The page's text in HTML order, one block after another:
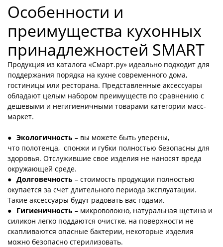
Особенности и
преимущества кухонных
принадлежностей SMART
Продукция из каталога «Смарт.ру» идеально подходит для
поддержания порядка на кухне современного дома,
гостиницы или ресторана. Представленные аксессуары
обладают целым набором преимуществ по сравнению с
дешевыми и негигиеничными товарами категории масс-
маркет.
Экологичность – вы можете быть уверены,
что полотенца, спонжи и губки полностью безопасны для
здоровья. Отслужившие свое изделия не наносят вреда
окружающей среде.
Долговечность – стоимость продукции полностью
окупается за счет длительного периода эксплуатации.
Такие аксессуары будут радовать вас годами.
Гигиеничность – микроволокно, натуральная щетина и
силикон легко поддаются очистке, на поверхности не
скапливаются опасные бактерии, некоторые изделия
можно безопасно стерилизовать.